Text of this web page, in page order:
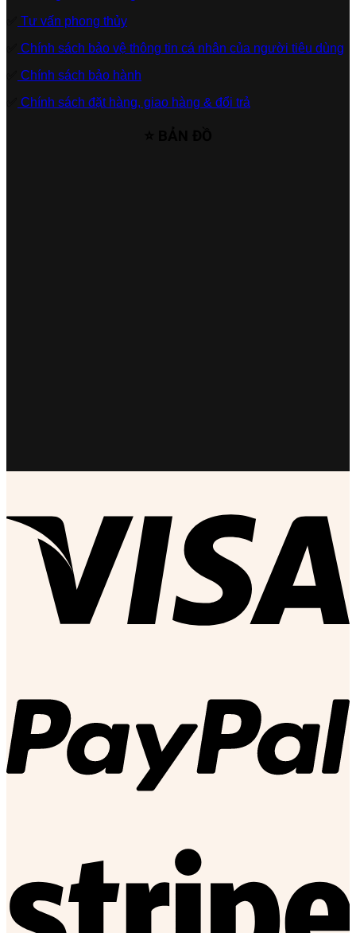
Tư vấn phong thủy
Chính sách bảo vệ thông tin cá nhân của người tiêu dùng
Chính sách bảo hành
Chính sách đặt hàng, giao hàng & đổi trả